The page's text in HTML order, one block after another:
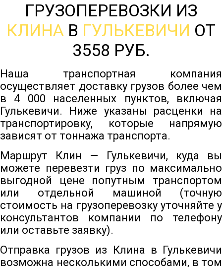
ГРУЗОПЕРЕВОЗКИ ИЗ
КЛИНА В ГУЛЬКЕВИЧИ ОТ
3558 РУБ.
Наша транспортная компания
осуществляет доставку грузов более чем
в 4 000 населенных пунктов, включая
Гулькевичи. Ниже указаны расценки на
транспортировку, которые напрямую
зависят от тоннажа транспорта.
Маршрут Клин — Гулькевичи, куда вы
можете перевезти груз по максимально
выгодной цене попутным транспортом
или отдельной машиной (точную
стоимость на грузоперевозку уточняйте у
консультантов компании по телефону
или оставьте заявку).
Отправка грузов из Клина в Гулькевичи
возможна несколькими способами, в том